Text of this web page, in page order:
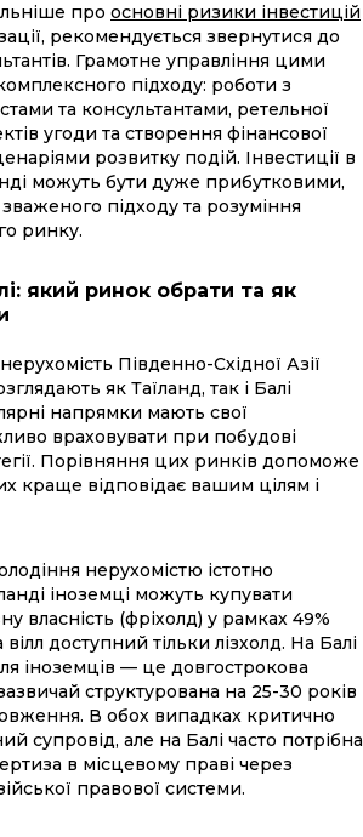
про основні ризики інвестицій
рекомендується звернутися до
Грамотне управління цими
підходу: роботи з
та консультантами, ретельної
угоди та створення фінансової
розвитку подій. Інвестиції в
можуть бути дуже прибутковими,
підходу та розуміння
ринку.
який ринок обрати та як
Південно-Східної Азії
як Таїланд, так і Балі
напрямки мають свої
враховувати при побудові
Порівняння цих ринків допоможе
краще відповідає вашим цілям і
нерухомістю істотно
іноземці можуть купувати
власність (фріхолд) у рамках 49%
вілл доступний тільки лізхолд. На Балі
іноземців — це довгострокова
структурована на 25-30 років
В обох випадках критично
супровід, але на Балі часто потрібна
в місцевому праві через
правової системи.